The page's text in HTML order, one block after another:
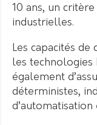
10 ans, un
industrielles.
Les capacités
les technologies
également
déterministes,